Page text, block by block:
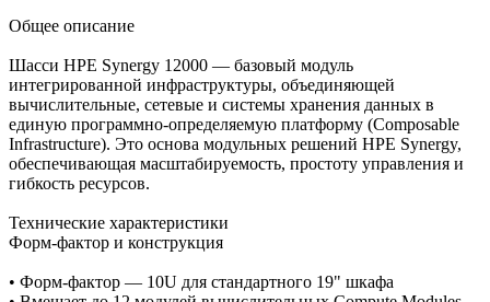
Общее описание
Шасси HPE Synergy 12000 — базовый модуль
интегрированной инфраструктуры, объединяющей
вычислительные, сетевые и системы хранения данных в
единую программно‑определяемую платформу (Composable
Infrastructure). Это основа модульных решений HPE Synergy,
обеспечивающая масштабируемость, простоту управления и
гибкость ресурсов.
Технические характеристики
Форм‑фактор и конструкция
• Форм‑фактор — 10U для стандартного 19" шкафа